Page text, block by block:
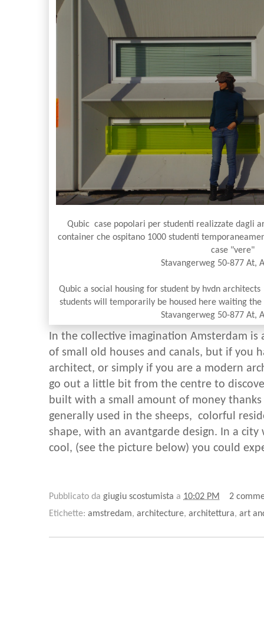
Qubic case popolari per studenti realizzate dagli
container che ospitano 1000 studenti
case "vere"
Stavangerweg 50-877 At,
Qubic a social housing for student by hvdn
students will temporarily be housed here waiting
Stavangerweg 50-877 At,
In the collective imagination Amsterdam
of small old houses and canals, but if you
architect, or simply if you are a modern
go out a little bit from the centre to
built with a small amount of money
generally used in the sheeps, colorful
shape, with an avantgarde design. In a
cool, (see the picture below) you could
Pubblicato da giugiu scostumista a 10:02 PM
2
Etichette: amstredam, architecture, architettura, art